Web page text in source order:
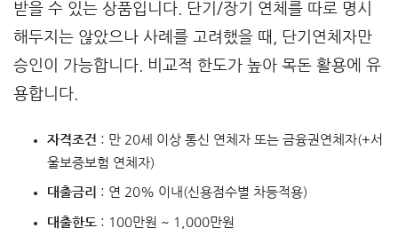
받을 수 있는 상품입니다. 단기/장기 연체를 따로 명시
해두지는 않았으나 사례를 고려했을 때, 단기연체자만
승인이 가능합니다. 비교적 한도가 높아 목돈 활용에 유
용합니다.
자격조건 : 만 20세 이상 통신 연체자 또는 금융권연체자(+서
울보증보험 연체자)
대출금리 : 연 20% 이내(신용점수별 차등적용)
대출한도 : 100만원 ~ 1,000만원